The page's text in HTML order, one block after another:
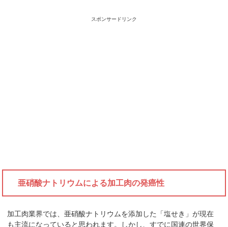
スポンサードリンク
亜硝酸ナトリウムによる加工肉の発癌性
加工肉業界では、亜硝酸ナトリウムを添加した「塩せき」が現在
も主流になっていると思われます。しかし、すでに国連の世界保